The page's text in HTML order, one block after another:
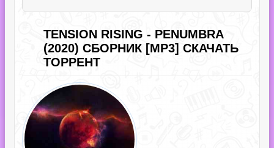
TENSION RISING - PENUMBRA
(2020) СБОРНИК [MP3] СКАЧАТЬ
ТОРРЕНТ